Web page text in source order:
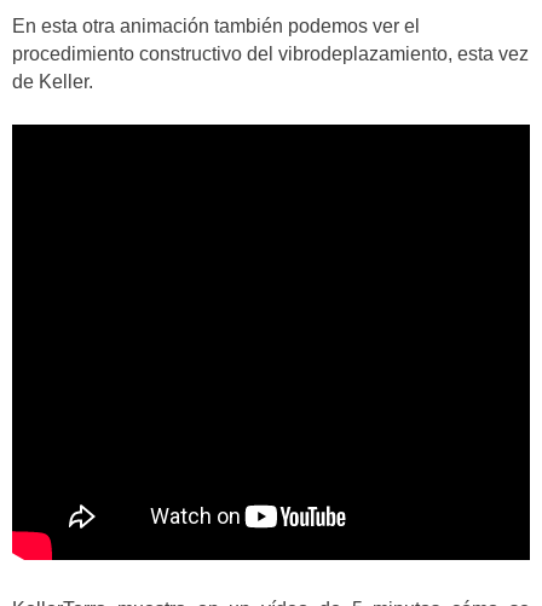
En esta otra animación también podemos ver el
procedimiento constructivo del vibrodeplazamiento, esta vez
de Keller.